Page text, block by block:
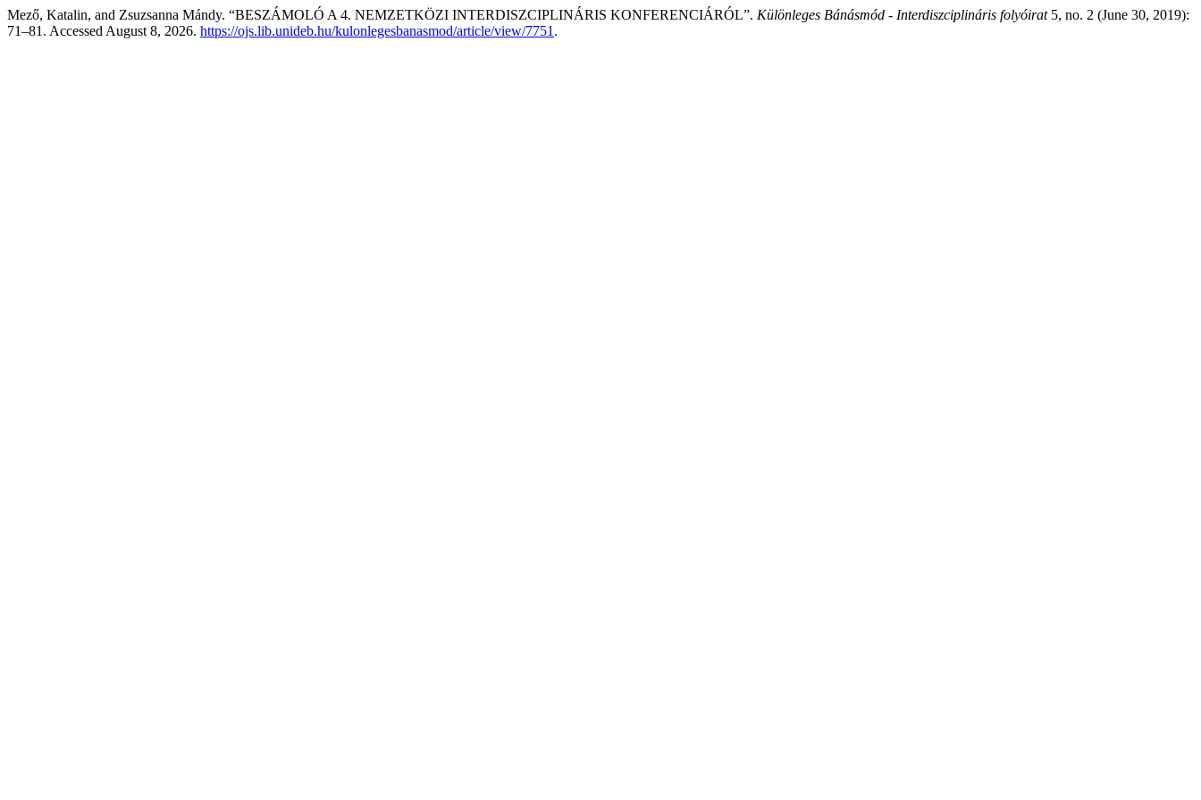
Mező, Katalin, and Zsuzsanna Mándy. “BESZÁMOLÓ A 4. NEMZETKÖZI INTERDISZCIPLINÁRIS KONFERENCIÁRÓL”. Különleges Bánásmód - Interdiszciplináris folyóirat5, no. 2 (June 30, 2019):
71–81. Accessed August 8, 2026. https://ojs.lib.unideb.hu/kulonlegesbanasmod/article/view/7751 .